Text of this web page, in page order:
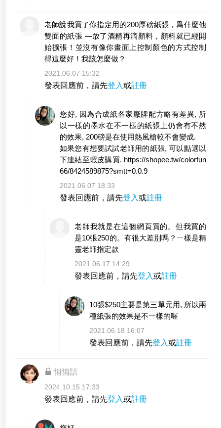
老師說我買了你指定用的200厚磅紙張，爲什麼他
雙面的紙張 —放了酒精再滴顏料，顏料就已經開
始擴張！並沒有像你畫面上控制顏色的方式控制
得這麼好！我該怎麼做？
2021.06.07 15:32
發表回應前，請先登入或註冊
您好, 因為合成紙各家廠牌配方略有差異, 所
以一樣的墨水在不一樣的紙張上仍會有不然
的效果, 200磅是在使用熱風槍較不會變成.
如果您有想要試試老師用的紙張, 可以點選以
下連結至蝦皮購買. https://shopee.tw/colorfun
66/8424589875?smtt=0.0.9
2021.06.07 18:33
發表回應前，請先登入或註冊
老師我就是在這個網頁買的。但我買的
是10張250的。有很大差別嗎？ㄧ樣是精
靈老師指定款
2021.06.17 14:29
發表回應前，請先登入或註冊
10張$250主要是第三單元用, 所以兩
種紙張的效果是不一樣的喔
2021.06.18 16:07
發表回應前，請先登入或註冊
悄悄話
2024.10.15 17:33
發表回應前，請先登入或註冊